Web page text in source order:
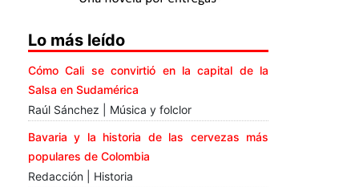
Lo más leído
Cómo Cali se convirtió en la capital de la
Salsa en Sudamérica
Raúl Sánchez | Música y folclor
Bavaria y la historia de las cervezas más
populares de Colombia
Redacción | Historia